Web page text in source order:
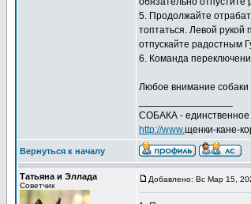
5. Продолжайте
топтаться. Левой рукой
отпускайте радостным
6. Команда
Любое внимание собаки
СОБАКА - единственное
http://www.щенки-кане-
Вернуться к началу
Татьяна и Эллада
Советчик
Добавлено: Вс Мар 15,